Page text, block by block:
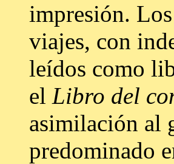
impresión.
viajes, con
leídos como
el Libro del
asimilación al
predominado